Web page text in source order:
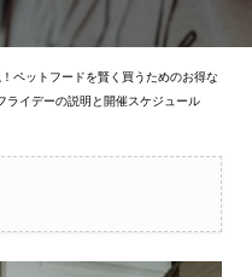
ペットフードを賢く買うためのお得な
ライデーの説明と開催スケジュール